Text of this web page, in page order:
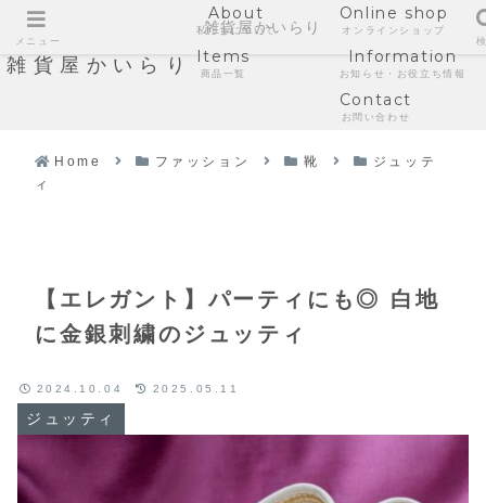
雑貨屋かいらり
About
私たちについて
Online shop
オンラインショップ
Items
商品一覧
Information
お知らせ・お役立ち情報
Contact
お問い合わせ
Home ファッション 靴
ジュッテ
ィ
【エレガント】パーティにも◎ 白地
に金銀刺繍のジュッティ
ジュッティ
2024.10.04 2025.05.11
メニュー
雑貨屋かいらり